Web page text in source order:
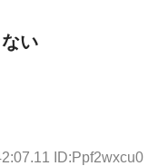
い
ID:Ppf2wxcu0